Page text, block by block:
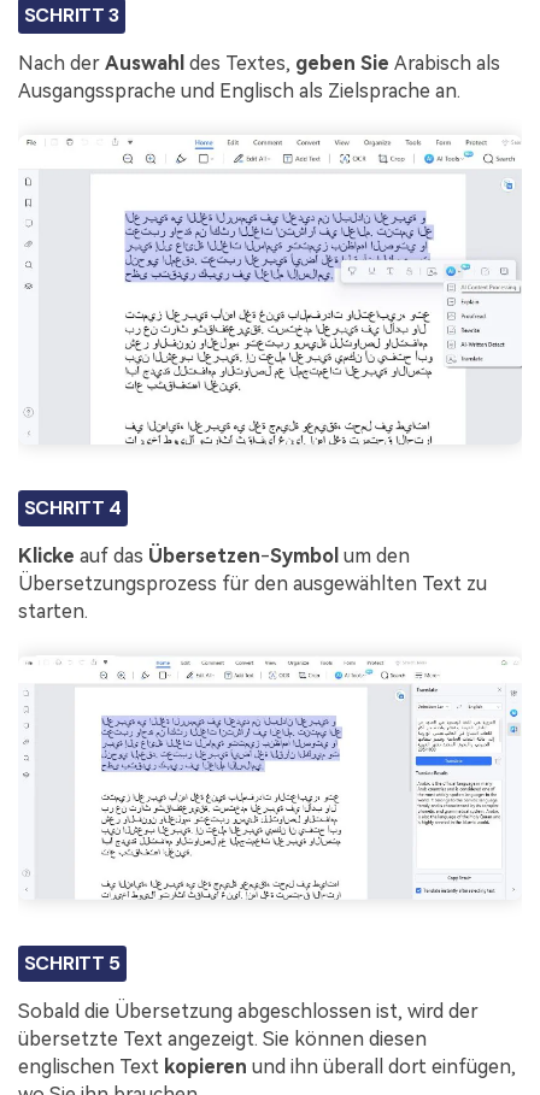
SCHRITT 3
Nach der Auswahl des Textes, geben Sie Arabisch als
Ausgangssprache und Englisch als Zielsprache an.
SCHRITT 4
Klicke auf das Übersetzen-Symbol um den
Übersetzungsprozess für den ausgewählten Text zu
starten.
SCHRITT 5
Sobald die Übersetzung abgeschlossen ist, wird der
übersetzte Text angezeigt. Sie können diesen
englischen Text kopieren und ihn überall dort einfügen,